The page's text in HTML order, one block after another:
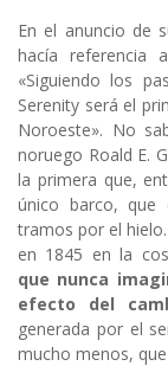
En el anuncio de
hacía referencia
«Siguiendo los
Serenity será el
Noroeste». No
noruego Roald E.
la primera que,
único barco,
tramos por el
en 1845 en la
que nunca
efecto del
generada por el
mucho menos,